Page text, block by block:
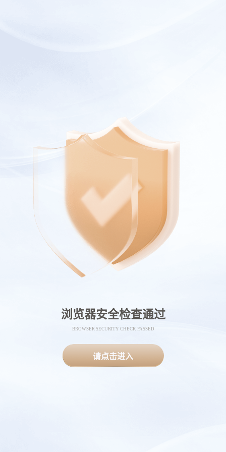
浏览器安全检查通过
BROWSER SECURITY CHECK PASSED
请点击进入